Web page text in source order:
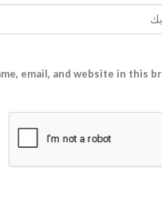
email, and website in this